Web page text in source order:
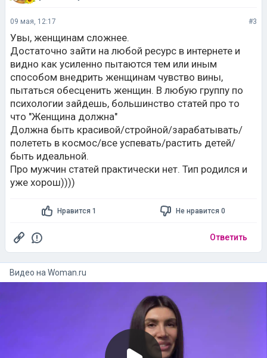
09 мая, 12:17 #3
Увы, женщинам сложнее.
Достаточно зайти на любой ресурс в интернете и
видно как усиленно пытаются тем или иным
способом внедрить женщинам чувство вины,
пытаться обесценить женщин. В любую группу по
психологии зайдешь, большинство статей про то
что "Женщина должна"
Должна быть красивой/стройной/зарабатывать/
полететь в космос/все успевать/растить детей/
быть идеальной.
Про мужчин статей практически нет. Тип родился и
уже хорош))))
Нравится 1 Не нравится 0
Ответить
Видео на woman.ru